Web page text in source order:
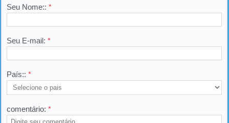
Seu Nome:: *
Seu E-mail: *
País:: *
comentário: *